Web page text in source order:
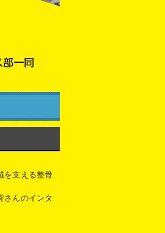
を支える整骨
さんのインタ